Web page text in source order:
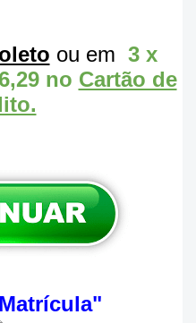
ou em 3 x
no Cartão de